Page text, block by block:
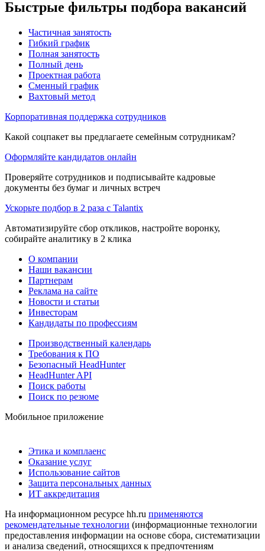
Быстрые фильтры подбора вакансий
Частичная занятость
Гибкий график
Полная занятость
Полный день
Проектная работа
Сменный график
Вахтовый метод
Корпоративная поддержка сотрудников
Какой соцпакет вы предлагаете семейным сотрудникам?
Оформляйте кандидатов онлайн
Проверяйте сотрудников и подписывайте кадровые
документы без бумаг и личных встреч
Ускорьте подбор в 2 раза с Talantix
Автоматизируйте сбор откликов, настройте воронку,
собирайте аналитику в 2 клика
О компании
Наши вакансии
Партнерам
Реклама на сайте
Новости и статьи
Инвесторам
Кандидаты по профессиям
Производственный календарь
Требования к ПО
Безопасный HeadHunter
HeadHunter API
Поиск работы
Поиск по резюме
Мобильное приложение
Этика и комплаенс
Оказание услуг
Использование сайтов
Защита персональных данных
ИТ аккредитация
На информационном ресурсе hh.ru применяются
рекомендательные технологии (информационные технологии
предоставления информации на основе сбора, систематизации
и анализа сведений, относящихся к предпочтениям